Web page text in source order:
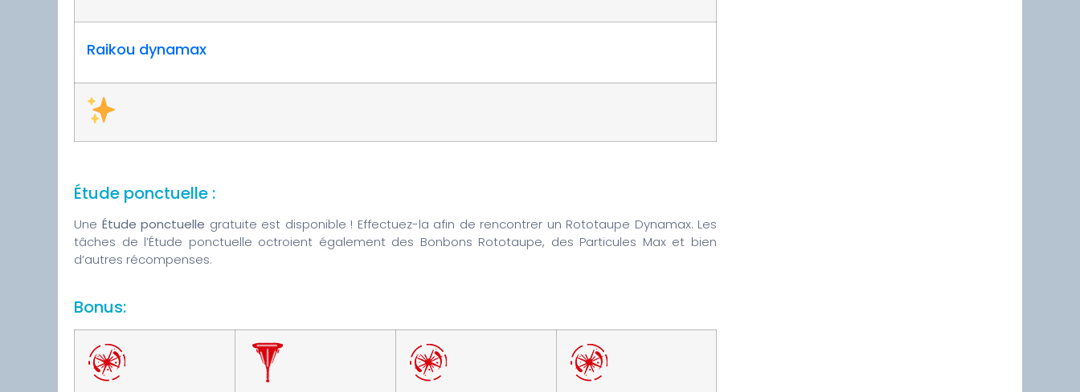
Raikou dynamax
Étude ponctuelle :
Une Étude ponctuelle gratuite est disponible ! Effectuez-la afin de rencontrer un Rototaupe Dynamax. Les
tâches de l’Étude ponctuelle octroient également des Bonbons Rototaupe, des Particules Max et bien
d’autres récompenses.
Bonus: